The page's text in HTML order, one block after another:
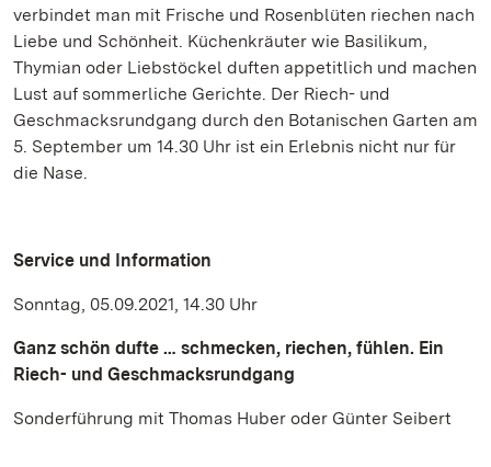
verbindet man mit Frische und Rosenblüten riechen nach
Liebe und Schönheit. Küchenkräuter wie Basilikum,
Thymian oder Liebstöckel duften appetitlich und machen
Lust auf sommerliche Gerichte. Der Riech- und
Geschmacksrundgang durch den Botanischen Garten am
5. September um 14.30 Uhr ist ein Erlebnis nicht nur für
die Nase.
Service und Information
Sonntag, 05.09.2021, 14.30 Uhr
Ganz schön dufte … schmecken, riechen, fühlen. Ein
Riech- und Geschmacksrundgang
Sonderführung mit Thomas Huber oder Günter Seibert